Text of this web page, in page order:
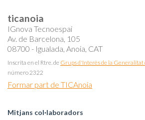
ticanoia
IGnova Tecnoespai
Av. de Barcelona, 105
08700 - Igualada, Anoia, CAT
Inscrita en el Rtre. de Grups d'Interès de la Generalitat
número 2322
Formar part de TICAnoia
Mitjans col·laboradors